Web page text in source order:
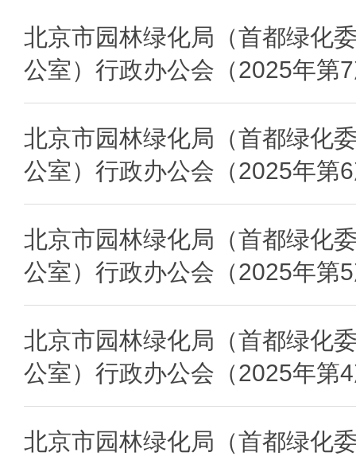
北京市园林绿化局（首都绿化
公室）行政办公会（2025年第
北京市园林绿化局（首都绿化
公室）行政办公会（2025年第
北京市园林绿化局（首都绿化
公室）行政办公会（2025年第
北京市园林绿化局（首都绿化
公室）行政办公会（2025年第
北京市园林绿化局（首都绿化